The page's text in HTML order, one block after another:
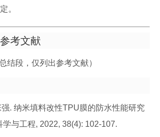
。
考文献
结段，仅列出参考文献）
强. 纳米填料改性TPU膜的防水性能研究
学与工程, 2022, 38(4): 102-107.